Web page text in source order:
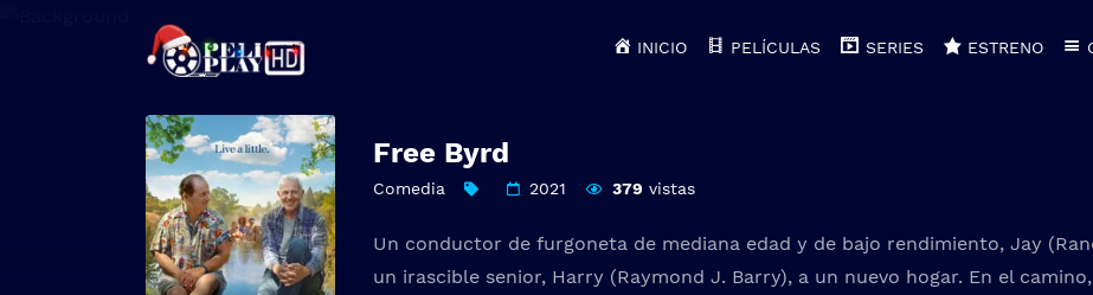
INICIO PELÍCULAS SERIES ESTRENO
Free Byrd
Comedia 2021 379 vistas
Un conductor de furgoneta de mediana edad y de bajo rendimiento, Jay
un irascible senior, Harry (Raymond J. Barry), a un nuevo hogar. En el